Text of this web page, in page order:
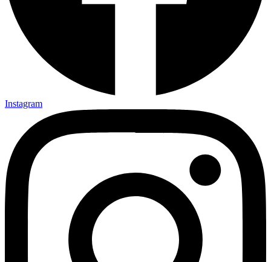
Instagram